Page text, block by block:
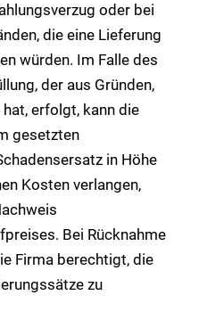
oder bei
die eine Lieferung
würden. Im Falle des
der aus Gründen,
erfolgt, kann die
gesetzten
in Höhe
Kosten verlangen,
Bei Rücknahme
Firma berechtigt, die
zu